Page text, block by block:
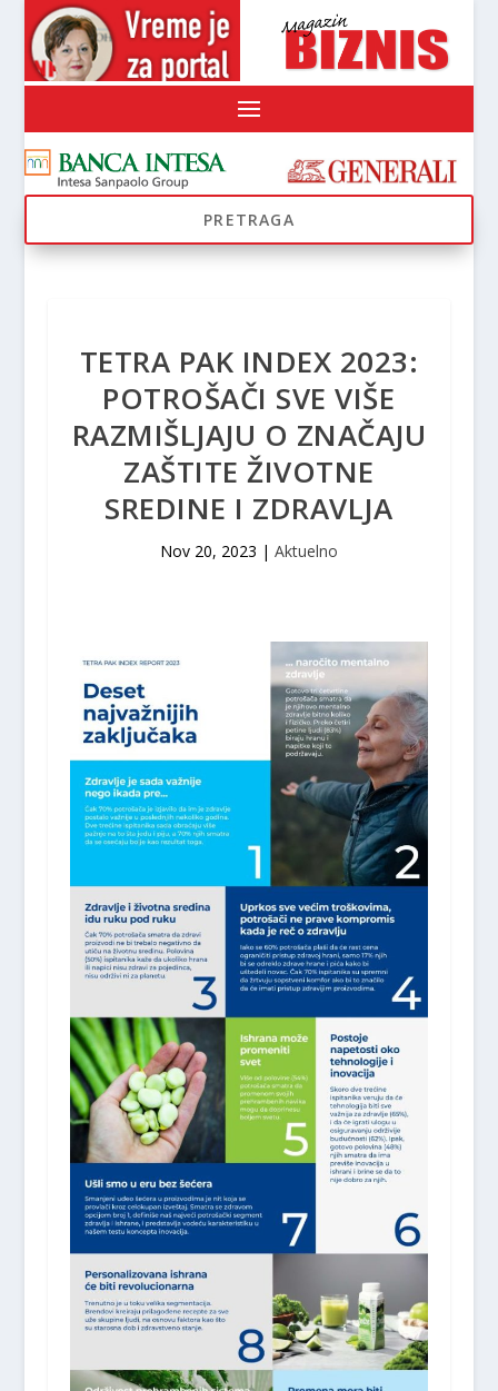
TETRA PAK INDEX 2023:
POTROŠAČI SVE VIŠE
RAZMIŠLJAJU O ZNAČAJU
ZAŠTITE ŽIVOTNE
SREDINE I ZDRAVLJA
Nov 20, 2023 | Aktuelno